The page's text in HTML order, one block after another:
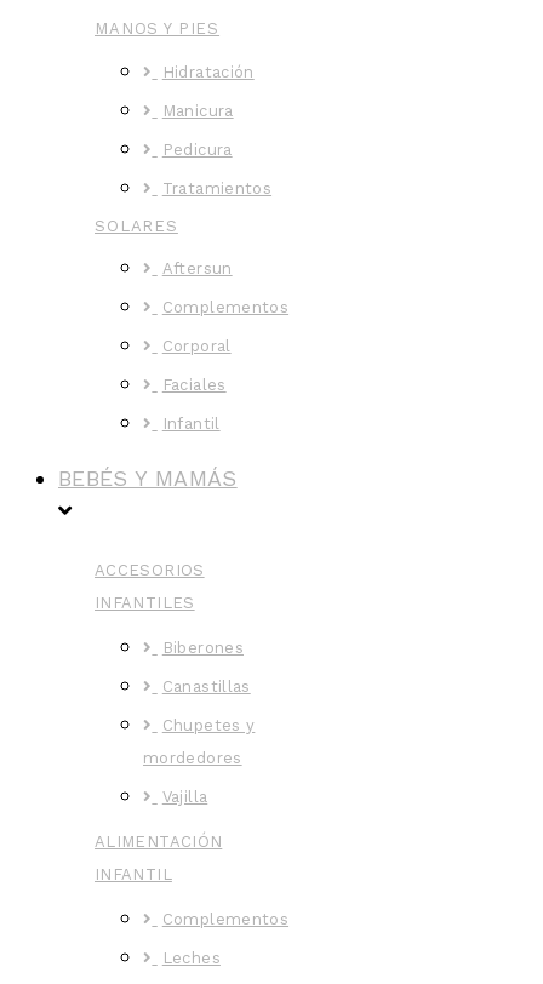
MANOS Y PIES
Hidratación
Manicura
Pedicura
Tratamientos
SOLARES
Aftersun
Complementos
Corporal
Faciales
Infantil
BEBÉS Y MAMÁS
ACCESORIOS
INFANTILES
Biberones
Canastillas
Chupetes y
mordedores
Vajilla
ALIMENTACIÓN
INFANTIL
Complementos
Leches